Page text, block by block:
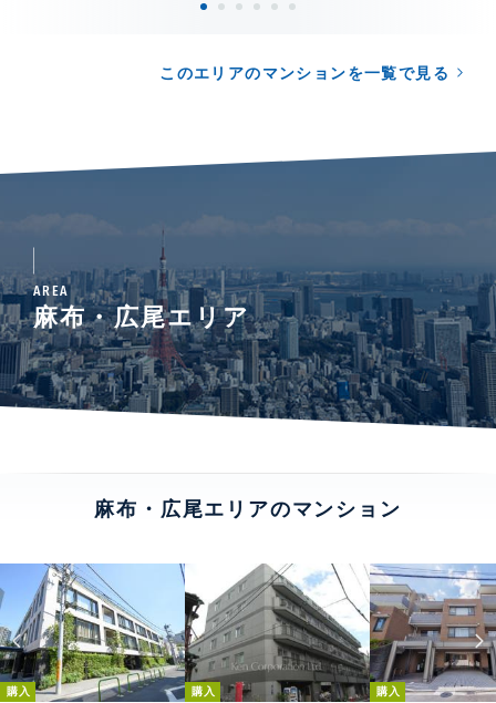
このエリアのマンションを一覧で見る
AREA
麻布・広尾エリア
麻布・広尾エリアのマンション
購入 購入 購入